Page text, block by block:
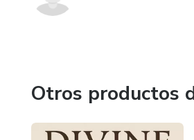
Otros productos